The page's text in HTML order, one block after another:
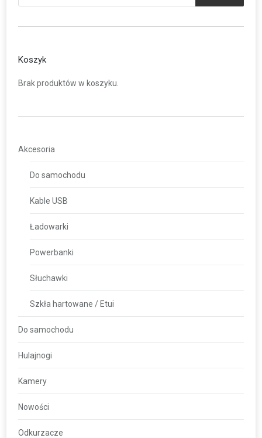
Koszyk
Brak produktów w koszyku.
Akcesoria
Do samochodu
Kable USB
Ładowarki
Powerbanki
Słuchawki
Szkła hartowane / Etui
Do samochodu
Hulajnogi
Kamery
Nowości
Odkurzacze